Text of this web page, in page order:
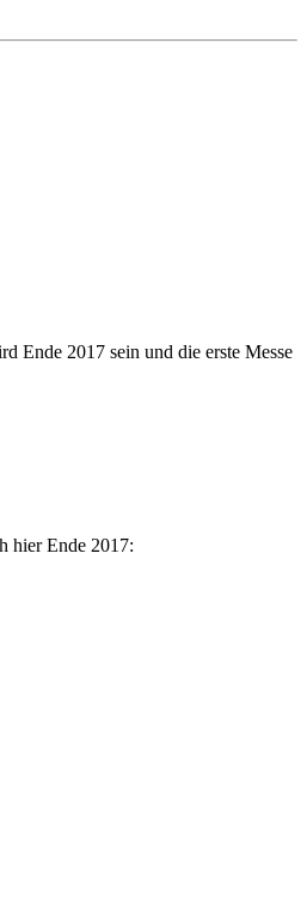
Ende 2017 sein und die erste Messe
hier Ende 2017: